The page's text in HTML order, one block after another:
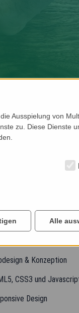
ein
Technologien
wir für die Website
& Konzeption
CSS3 und
Design
Ausspielung von
zu. Diese Dienste
Alle